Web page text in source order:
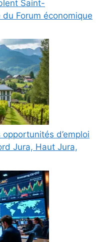
Saint-
du Forum économique
d’emploi
Jura, Haut Jura,